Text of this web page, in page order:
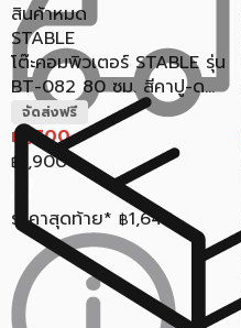
สินค้าหมด
STABLE
โต๊ะคอมพิวเตอร์ STABLE รุ่น
BT-082 80 ซม. สีคาปู-ด...
จัดส่งฟรี
฿ 1,700
฿ 1,900
ราคาสุดท้าย* ฿1,649